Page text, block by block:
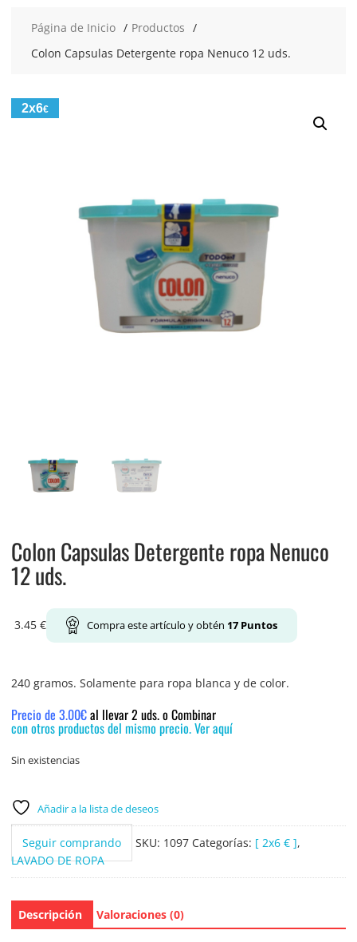
Página de Inicio
Productos
Colon Capsulas Detergente ropa Nenuco 12 uds.
2x6€
Colon Capsulas Detergente ropa Nenuco
12 uds.
3.45 € Compra este artículo y obtén 17Puntos
240 gramos. Solamente para ropa blanca y de color.
Precio de 3.00€al llevar 2 uds. o Combinar
con otros productos del mismo precio. Ver aquí
Sin existencias
Añadir a la lista de deseos
Seguir comprando SKU: 1097 Categorías: [ 2x6 € ],
LAVADO DE ROPA
Descripción Valoraciones (0)